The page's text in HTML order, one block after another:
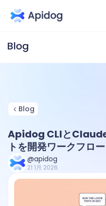
Blog
Apidog CLIと
トを開発ワークフロ
@apidog
21 1月 2026